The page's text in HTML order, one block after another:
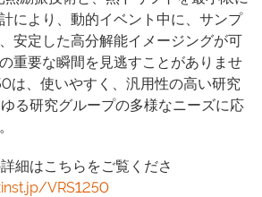
により、動的イベント中に、サンプ
安定した高分解能イメージングが可
重要な瞬間を見逃すことがありませ
は、使いやすく、汎用性の高い研究
る研究グループの多様なニーズに応
細はこちらをご覧くださ
VRS1250